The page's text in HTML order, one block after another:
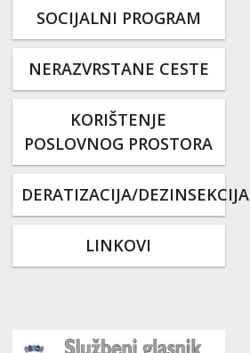
SOCIJALNI PROGRAM
NERAZVRSTANE CESTE
KORIŠTENJE
POSLOVNOG PROSTORA
DERATIZACIJA/DEZINSEKCIJA
LINKOVI